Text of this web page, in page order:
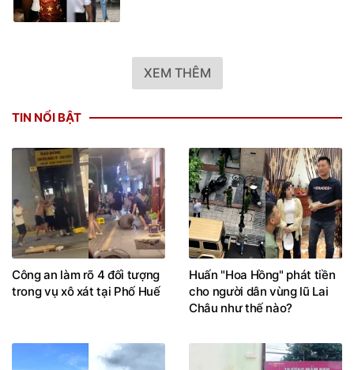
XEM THÊM
TIN NỔI BẬT
Công an làm rõ 4 đối tượng
trong vụ xô xát tại Phố Huế
Huấn "Hoa Hồng" phát tiền
cho người dân vùng lũ Lai
Châu như thế nào?